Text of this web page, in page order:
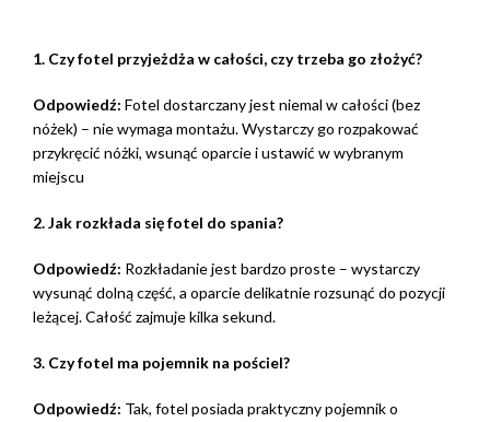
1. Czy fotel przyjeżdża w całości, czy trzeba go złożyć?
Odpowiedź: Fotel dostarczany jest niemal w całości (bez
nóżek) – nie wymaga montażu. Wystarczy go rozpakować
przykręcić nóżki, wsunąć oparcie i ustawić w wybranym
miejscu
2. Jak rozkłada się fotel do spania?
Odpowiedź: Rozkładanie jest bardzo proste – wystarczy
wysunąć dolną część, a oparcie delikatnie rozsunąć do pozycji
leżącej. Całość zajmuje kilka sekund.
3. Czy fotel ma pojemnik na pościel?
Odpowiedź: Tak, fotel posiada praktyczny pojemnik o